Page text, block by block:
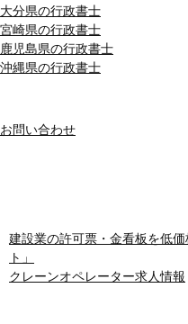
大分県の行政書士
宮崎県の行政書士
鹿児島県の行政書士
沖縄県の行政書士
お問い合わせ
建設業の許可票・金看板を低
ト」
クレーンオペレーター求人情報